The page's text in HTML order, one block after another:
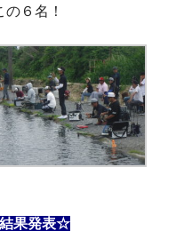
６名！
果発表☆